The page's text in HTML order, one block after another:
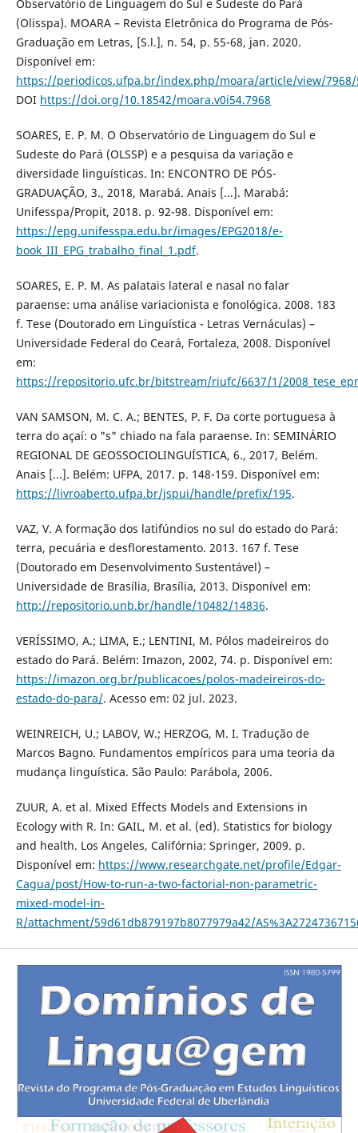
Observatório de Linguagem do Sul e Sudeste do Pará
(Olisspa). MOARA – Revista Eletrônica do Programa de Pós-
Graduação em Letras, [S.l.], n. 54, p. 55-68, jan. 2020.
Disponível em:
https://periodicos.ufpa.br/index.php/moara/article/view/7968/
DOI https://doi.org/10.18542/moara.v0i54.7968
SOARES, E. P. M. O Observatório de Linguagem do Sul e
Sudeste do Pará (OLSSP) e a pesquisa da variação e
diversidade linguísticas. In: ENCONTRO DE PÓS-
GRADUAÇÃO, 3., 2018, Marabá. Anais [...]. Marabá:
Unifesspa/Propit, 2018. p. 92-98. Disponível em:
https://epg.unifesspa.edu.br/images/EPG2018/e-
book_III_EPG_trabalho_final_1.pdf.
SOARES, E. P. M. As palatais lateral e nasal no falar
paraense: uma análise variacionista e fonológica. 2008. 183
f. Tese (Doutorado em Linguística - Letras Vernáculas) –
Universidade Federal do Ceará, Fortaleza, 2008. Disponível
em:
https://repositorio.ufc.br/bitstream/riufc/6637/1/
VAN SAMSON, M. C. A.; BENTES, P. F. Da corte portuguesa à
terra do açaí: o "s" chiado na fala paraense. In: SEMINÁRIO
REGIONAL DE GEOSSOCIOLINGUÍSTICA, 6., 2017, Belém.
Anais [...]. Belém: UFPA, 2017. p. 148-159. Disponível em:
https://livroaberto.ufpa.br/jspui/handle/prefix/195.
VAZ, V. A formação dos latifúndios no sul do estado do Pará:
terra, pecuária e desflorestamento. 2013. 167 f. Tese
(Doutorado em Desenvolvimento Sustentável) –
Universidade de Brasília, Brasília, 2013. Disponível em:
http://repositorio.unb.br/handle/10482/14836.
VERÍSSIMO, A.; LIMA, E.; LENTINI, M. Pólos madeireiros do
estado do Pará. Belém: Imazon, 2002, 74. p. Disponível em:
https://imazon.org.br/publicacoes/polos-madeireiros-do-
estado-do-para/. Acesso em: 02 jul. 2023.
WEINREICH, U.; LABOV, W.; HERZOG, M. I. Tradução de
Marcos Bagno. Fundamentos empíricos para uma teoria da
mudança linguística. São Paulo: Parábola, 2006.
ZUUR, A. et al. Mixed Effects Models and Extensions in
Ecology with R. In: GAIL, M. et al. (ed). Statistics for biology
and health. Los Angeles, Califórnia: Springer, 2009. p.
Disponível em: https://www.researchgate.net/profile/Edgar-
Cagua/post/How-to-run-a-two-factorial-non-parametric-
mixed-model-in-
R/attachment/59d61db879197b8077979a42/